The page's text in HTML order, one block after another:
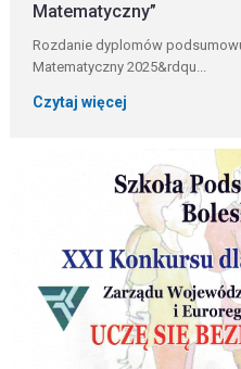
Matematyczny”
Rozdanie dyplomów
Matematyczny 2025&rdqu...
Czytaj więcej